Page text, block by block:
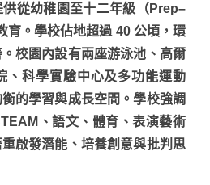
從幼稚園至十二年級（Prep–
育。學校佔地超過 40 公頃，環
校園內設有兩座游泳池、高爾
、科學實驗中心及多功能運動
的學習與成長空間。學校強調
、語文、體育、表演藝術
啟發潛能、培養創意與批判思